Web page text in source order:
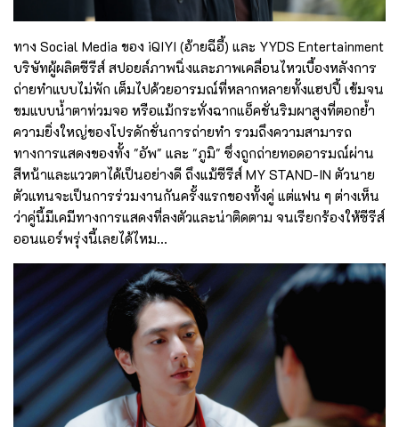
ทาง Social Media ของ iQIYI (อ้ายฉีอี้) และ YYDS Entertainment
บริษัทผู้ผลิตซีรีส์ สปอยล์ภาพนิ่งและภาพเคลื่อนไหวเบื้องหลังการ
ถ่ายทำแบบไม่พัก เต็มไปด้วยอารมณ์ที่หลากหลายทั้งแฮปปี้ เข้มจน
ขมแบบน้ำตาท่วมจอ หรือแม้กระทั่งฉากแอ็คชั่นริมผาสูงที่ตอกย้ำ
ความยิ่งใหญ่ของโปรดักชั่นการถ่ายทำ รวมถึงความสามารถ
ทางการแสดงของทั้ง "อัพ" และ "ภูมิ" ซึ่งถูกถ่ายทอดอารมณ์ผ่าน
สีหน้าและแววตาได้เป็นอย่างดี ถึงแม้ซีรีส์ MY STAND-IN ตัวนาย
ตัวแทนจะเป็นการร่วมงานกันครั้งแรกของทั้งคู่ แต่แฟน ๆ ต่างเห็น
ว่าคู่นี้มีเคมีทางการแสดงที่ลงตัวและน่าติดตาม จนเรียกร้องให้ซีรีส์
ออนแอร์พรุ่งนี้เลยได้ไหม...